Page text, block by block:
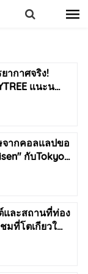
ากาศจริง!
แนะน…
จากคอลแลปขอ
กับTokyo…
และสถานที่ท่อง
มที่โตเกียวใ…